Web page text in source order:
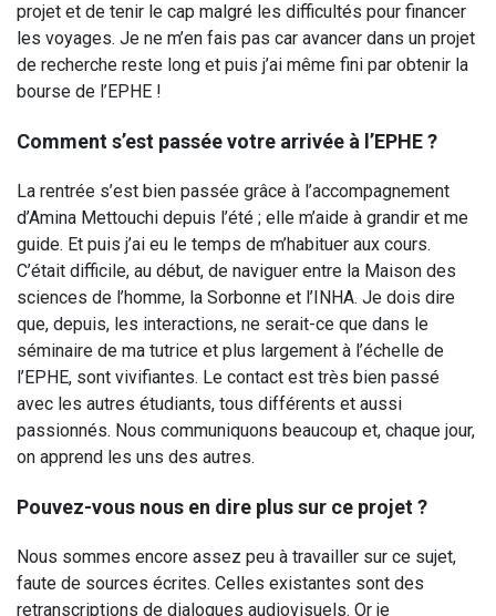
projet et de tenir le cap malgré les difficultés pour financer
les voyages. Je ne m’en fais pas car avancer dans un projet
de recherche reste long et puis j’ai même fini par obtenir la
bourse de l’EPHE !
Comment s’est passée votre arrivée à l’EPHE ?
La rentrée s’est bien passée grâce à l’accompagnement
d’Amina Mettouchi depuis l’été ; elle m’aide à grandir et me
guide. Et puis j’ai eu le temps de m’habituer aux cours.
C’était difficile, au début, de naviguer entre la Maison des
sciences de l’homme, la Sorbonne et l’INHA. Je dois dire
que, depuis, les interactions, ne serait-ce que dans le
séminaire de ma tutrice et plus largement à l’échelle de
l’EPHE, sont vivifiantes. Le contact est très bien passé
avec les autres étudiants, tous différents et aussi
passionnés. Nous communiquons beaucoup et, chaque jour,
on apprend les uns des autres.
Pouvez-vous nous en dire plus sur ce projet ?
Nous sommes encore assez peu à travailler sur ce sujet,
faute de sources écrites. Celles existantes sont des
retranscriptions de dialogues audiovisuels. Or je